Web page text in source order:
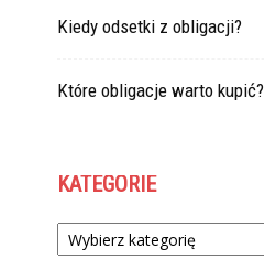
Kiedy odsetki z obligacji?
Które obligacje warto kupić?
KATEGORIE
Kategorie